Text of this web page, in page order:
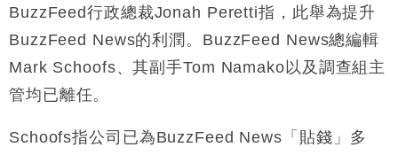
15:47
財經｜恒隆10月換帥 玩具「反」斗城亞洲CEO蔡德
粦接任
財經｜韓股反覆波動收跌 連挫7周創逾3年最長跌勢
差達1125億美元
BuzzFeed行政總裁Jonah Peretti指，此舉為提升
BuzzFeed News的利潤。BuzzFeed News總編輯
Mark Schoofs、其副手Tom Namako以及調查組主
管均已離任。
Schoofs指公司已為BuzzFeed News「貼錢」多